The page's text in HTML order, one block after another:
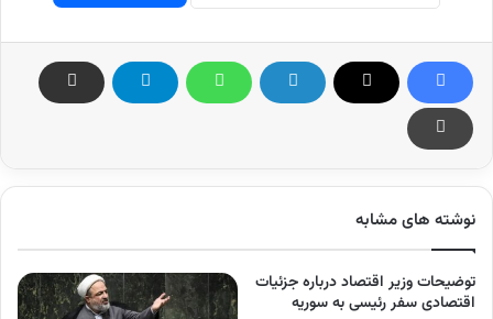
نوشته های مشابه
توضیحات وزیر اقتصاد درباره جزئیات
اقتصادی سفر رئیسی به سوریه